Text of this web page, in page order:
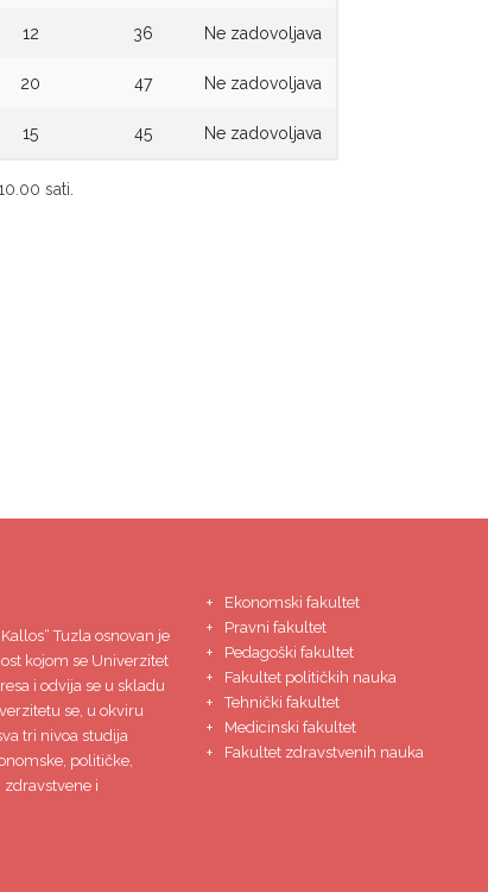
12 36 Ne zadovoljava
20 47 Ne zadovoljava
15 45 Ne zadovoljava
sati.
Tuzlaosnovan je
kojom se Univerzitet
i odvija se u skladu
se, u okviru
tri nivoa studija
političke,
zdravstvene i
Ekonomski fakultet
Pravni fakultet
Pedagoški fakultet
Fakultet političkih nauka
Tehnički fakultet
Medicinski fakultet
Fakultet zdravstvenih nauka